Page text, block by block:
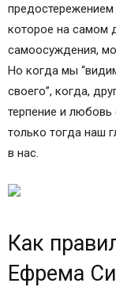
предостережением
которое на самом
самоосуждения,
Но когда мы
своего”, когда,
терпение и
только тогда наш
в нас.
Как
Ефрема